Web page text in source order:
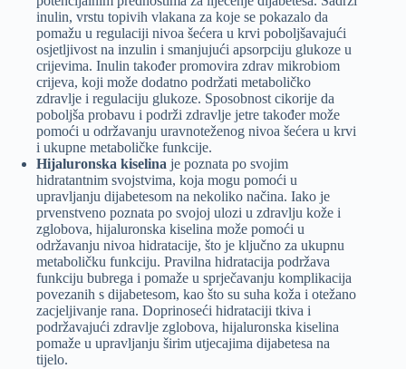
inulin, vrstu topivih vlakana za koje se pokazalo da
pomažu u regulaciji nivoa šećera u krvi poboljšavajući
osjetljivost na inzulin i smanjujući apsorpciju glukoze u
crijevima. Inulin također promovira zdrav mikrobiom
crijeva, koji može dodatno podržati metaboličko
zdravlje i regulaciju glukoze. Sposobnost cikorije da
poboljša probavu i podrži zdravlje jetre također može
pomoći u održavanju uravnoteženog nivoa šećera u krvi
i ukupne metaboličke funkcije.
Hijaluronska kiselina je poznata po svojim
hidratantnim svojstvima, koja mogu pomoći u
upravljanju dijabetesom na nekoliko načina. Iako je
prvenstveno poznata po svojoj ulozi u zdravlju kože i
zglobova, hijaluronska kiselina može pomoći u
održavanju nivoa hidratacije, što je ključno za ukupnu
metaboličku funkciju. Pravilna hidratacija podržava
funkciju bubrega i pomaže u sprječavanju komplikacija
povezanih s dijabetesom, kao što su suha koža i otežano
zacjeljivanje rana. Doprinoseći hidrataciji tkiva i
podržavajući zdravlje zglobova, hijaluronska kiselina
pomaže u upravljanju širim utjecajima dijabetesa na
tijelo.